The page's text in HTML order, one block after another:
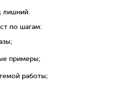
лишний.
по шагам:
примеры;
работы;